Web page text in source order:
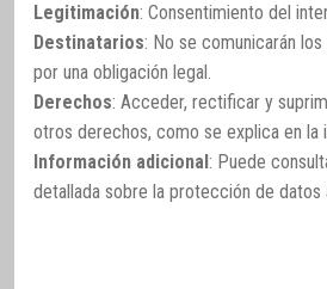
Legitimación: Consentimiento del
Destinatarios: No se comunicarán
por una obligación legal.
Derechos: Acceder, rectificar y
otros derechos, como se explica en la
Información adicional : Puede
detallada sobre la protección de datos